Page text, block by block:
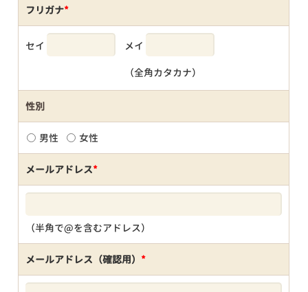
フリガナ*
セイ メイ
（全角カタカナ）
性別
男性 女性
メールアドレス*
（半角で@を含むアドレス）
メールアドレス（確認用） *